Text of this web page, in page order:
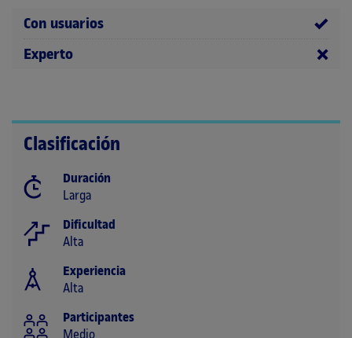
Con usuarios
Experto
Clasificación
Duración
Larga
Dificultad
Alta
Experiencia
Alta
Participantes
Medio